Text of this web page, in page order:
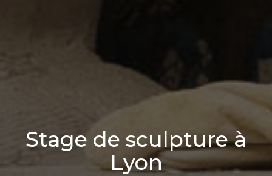
Stage de sculpture à
Lyon